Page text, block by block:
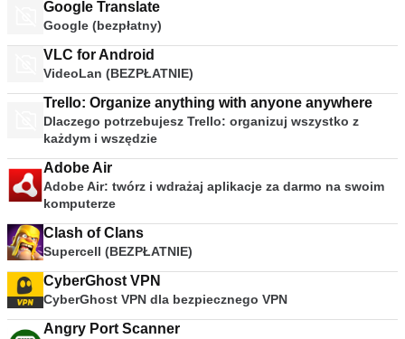
Google Translate
Google (bezpłatny)
VLC for Android
VideoLan (BEZPŁATNIE)
Trello: Organize anything with anyone anywhere
Dlaczego potrzebujesz Trello: organizuj wszystko z
każdym i wszędzie
Adobe Air
Adobe Air: twórz i wdrażaj aplikacje za darmo na swoim
komputerze
Clash of Clans
Supercell (BEZPŁATNIE)
CyberGhost VPN
CyberGhost VPN dla bezpiecznego VPN
Angry Port Scanner